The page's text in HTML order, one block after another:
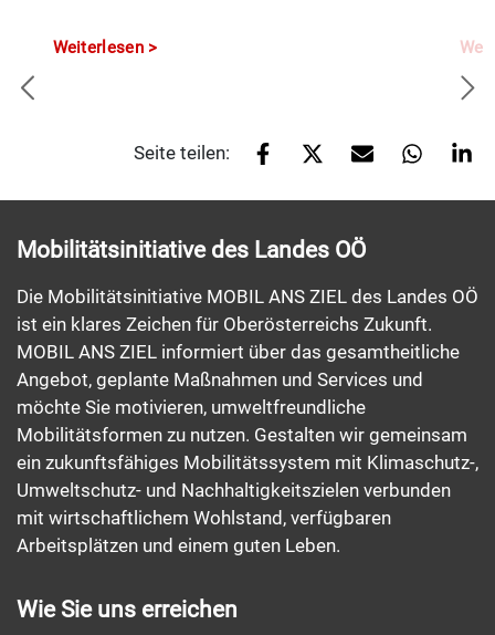
Weiterlesen
Seite teilen:
Mobilitätsinitiative des Landes OÖ
Die Mobilitätsinitiative MOBIL ANS ZIEL des Landes OÖ
ist ein klares Zeichen für Oberösterreichs Zukunft.
MOBIL ANS ZIEL informiert über das gesamtheitliche
Angebot, geplante Maßnahmen und Services und
möchte Sie motivieren, umweltfreundliche
Mobilitätsformen zu nutzen. Gestalten wir gemeinsam
ein zukunftsfähiges Mobilitätssystem mit Klimaschutz-,
Umweltschutz- und Nachhaltigkeitszielen verbunden
mit wirtschaftlichem Wohlstand, verfügbaren
Arbeitsplätzen und einem guten Leben.
Wie Sie uns erreichen